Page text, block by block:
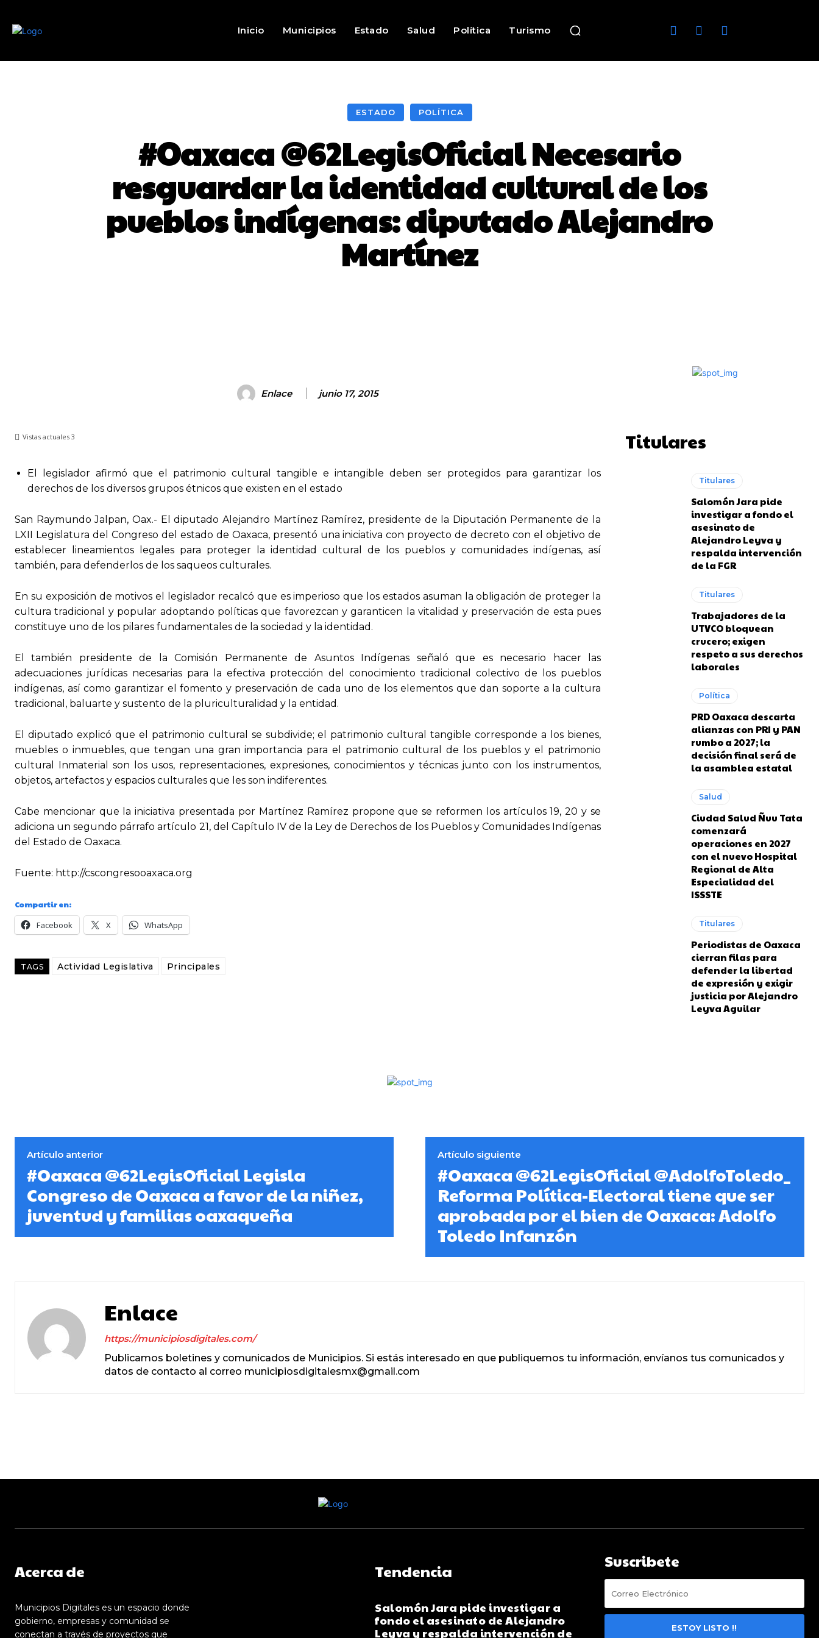
Inicio Municipios Estado Salud Política Turismo
ESTADO POLÍTICA
#Oaxaca @62LegisOficial Necesario
resguardar la identidad cultural de los
pueblos indígenas: diputado Alejandro
Martínez
Enlace junio 17, 2015
Vistas actuales 3
El legislador afirmó que el patrimonio cultural tangible e intangible deben ser protegidos para garantizar los
derechos de los diversos grupos étnicos que existen en el estado
San Raymundo Jalpan, Oax.- El diputado Alejandro Martínez Ramírez, presidente de la Diputación Permanente de la
LXII Legislatura del Congreso del estado de Oaxaca, presentó una iniciativa con proyecto de decreto con el objetivo de
establecer lineamientos legales para proteger la identidad cultural de los pueblos y comunidades indígenas, así
también, para defenderlos de los saqueos culturales.
En su exposición de motivos el legislador recalcó que es imperioso que los estados asuman la obligación de proteger la
cultura tradicional y popular adoptando políticas que favorezcan y garanticen la vitalidad y preservación de esta pues
constituye uno de los pilares fundamentales de la sociedad y la identidad.
El también presidente de la Comisión Permanente de Asuntos Indígenas señaló que es necesario hacer las
adecuaciones jurídicas necesarias para la efectiva protección del conocimiento tradicional colectivo de los pueblos
indígenas, así como garantizar el fomento y preservación de cada uno de los elementos que dan soporte a la cultura
tradicional, baluarte y sustento de la pluriculturalidad y la entidad.
El diputado explicó que el patrimonio cultural se subdivide; el patrimonio cultural tangible corresponde a los bienes,
muebles o inmuebles, que tengan una gran importancia para el patrimonio cultural de los pueblos y el patrimonio
cultural Inmaterial son los usos, representaciones, expresiones, conocimientos y técnicas junto con los instrumentos,
objetos, artefactos y espacios culturales que les son indiferentes.
Cabe mencionar que la iniciativa presentada por Martínez Ramírez propone que se reformen los artículos 19, 20 y se
adiciona un segundo párrafo artículo 21, del Capítulo IV de la Ley de Derechos de los Pueblos y Comunidades Indígenas
del Estado de Oaxaca.
Fuente: http://cscongresooaxaca.org
Compartir en:
Facebook X WhatsApp
TAGS Actividad Legislativa Principales
Titulares
Titulares
Salomón Jara pide
investigar a fondo el
asesinato de
Alejandro Leyva y
respalda intervención
de la FGR
Titulares
Trabajadores de la
UTVCO bloquean
crucero; exigen
respeto a sus derechos
laborales
Política
PRD Oaxaca descarta
alianzas con PRI y PAN
rumbo a 2027; la
decisión final será de
la asamblea estatal
Salud
Ciudad Salud Ñuu Tata
comenzará
operaciones en 2027
con el nuevo Hospital
Regional de Alta
Especialidad del
ISSSTE
Titulares
Periodistas de Oaxaca
cierran filas para
defender la libertad
de expresión y exigir
justicia por Alejandro
Leyva Aguilar
Artículo anterior
#Oaxaca @62LegisOficial Legisla
Congreso de Oaxaca a favor de la niñez,
juventud y familias oaxaqueña
Artículo siguiente
#Oaxaca @62LegisOficial @AdolfoToledo_
Reforma Política-Electoral tiene que ser
aprobada por el bien de Oaxaca: Adolfo
Toledo Infanzón
Enlace
https://municipiosdigitales.com/
Publicamos boletines y comunicados de Municipios. Si estás interesado en que publiquemos tu información, envíanos tus comunicados y
datos de contacto al correo municipiosdigitalesmx@gmail.com
Acerca de
Municipios Digitales es un espacio donde
gobierno, empresas y comunidad se
conectan a través de proyectos que
Tendencia
Salomón Jara pide investigar a
fondo el asesinato de Alejandro
Leyva y respalda intervención de
Suscribete
ESTOY LISTO !!